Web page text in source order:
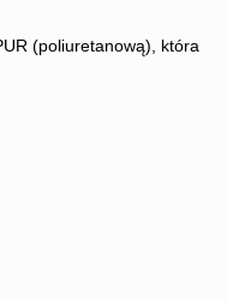
(poliuretanową), która